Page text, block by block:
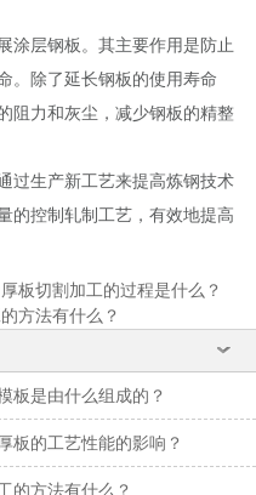
涂层钢板。其主要作用是防止
。除了延长钢板的使用寿命
阻力和灰尘，减少钢板的精整
过生产新工艺来提高炼钢技术
的控制轧制工艺，有效地提高
板切割加工的过程是什么？
方法有什么？
板是由什么组成的？
板的工艺性能的影响？
的方法有什么？